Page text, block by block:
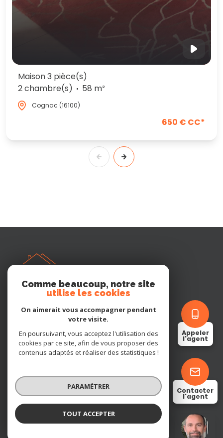
Vincent BOISSON
Appeler
l'agent
Contacter
l'agent
Maison 3 pièce(s)
2 chambre(s)
58 m²
Cognac (16100)
650 € CC*
05 45 82 84 80
cognac@boissonimmobilier.fr
4 Rue Henri Fichon
16100 Cognac
Restons connectés
Comme beaucoup, notre site
utilise les cookies
On aimerait vous accompagner pendant
votre visite.
En poursuivant, vous acceptez l'utilisation des
cookies par ce site, afin de vous proposer des
contenus adaptés et réaliser des statistiques !
PARAMÉTRER
TOUT ACCEPTER